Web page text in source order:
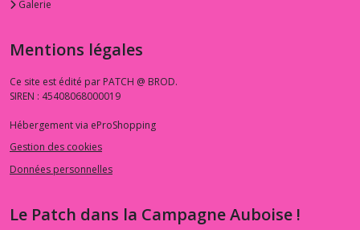
Galerie
Mentions légales
Ce site est édité par PATCH @ BROD.
SIREN : 45408068000019
Hébergement via eProShopping
Gestion des cookies
Données personnelles
Le Patch dans la Campagne Auboise !